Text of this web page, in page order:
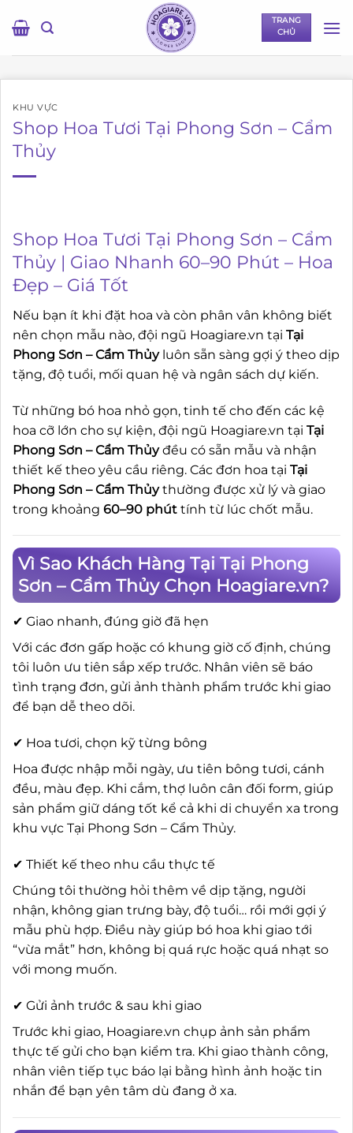
qua
TRANG
CHỦ
KHU VỰC
Shop Hoa Tươi Tại Phong Sơn – Cẩm
Thủy
Shop Hoa Tươi Tại Phong Sơn – Cẩm
Thủy | Giao Nhanh 60–90 Phút – Hoa
Đẹp – Giá Tốt
Nếu bạn ít khi đặt hoa và còn phân vân không biết
nên chọn mẫu nào, đội ngũ Hoagiare.vn tại Tại
Phong Sơn – Cẩm Thủyluôn sẵn sàng gợi ý theo dịp
tặng, độ tuổi, mối quan hệ và ngân sách dự kiến.
Từ những bó hoa nhỏ gọn, tinh tế cho đến các kệ
hoa cỡ lớn cho sự kiện, đội ngũ Hoagiare.vn tại Tại
Phong Sơn – Cẩm Thủyđều có sẵn mẫu và nhận
thiết kế theo yêu cầu riêng. Các đơn hoa tại Tại
Phong Sơn – Cẩm Thủythường được xử lý và giao
trong khoảng 60–90 phút tính từ lúc chốt mẫu.
Vì Sao Khách Hàng Tại Tại Phong
Sơn – Cẩm Thủy Chọn Hoagiare.vn?
✔ Giao nhanh, đúng giờ đã hẹn
Với các đơn gấp hoặc có khung giờ cố định, chúng
tôi luôn ưu tiên sắp xếp trước. Nhân viên sẽ báo
tình trạng đơn, gửi ảnh thành phẩm trước khi giao
để bạn dễ theo dõi.
✔ Hoa tươi, chọn kỹ từng bông
Hoa được nhập mỗi ngày, ưu tiên bông tươi, cánh
đều, màu đẹp. Khi cắm, thợ luôn cân đối form, giúp
sản phẩm giữ dáng tốt kể cả khi di chuyển xa trong
khu vực Tại Phong Sơn – Cẩm Thủy.
✔ Thiết kế theo nhu cầu thực tế
Chúng tôi thường hỏi thêm về dịp tặng, người
nhận, không gian trưng bày, độ tuổi… rồi mới gợi ý
mẫu phù hợp. Điều này giúp bó hoa khi giao tới
“vừa mắt” hơn, không bị quá rực hoặc quá nhạt so
với mong muốn.
✔ Gửi ảnh trước & sau khi giao
Trước khi giao, Hoagiare.vn chụp ảnh sản phẩm
thực tế gửi cho bạn kiểm tra. Khi giao thành công,
nhân viên tiếp tục báo lại bằng hình ảnh hoặc tin
nhắn để bạn yên tâm dù đang ở xa.